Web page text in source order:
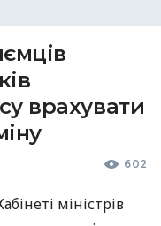
врахувати
602
міністрів